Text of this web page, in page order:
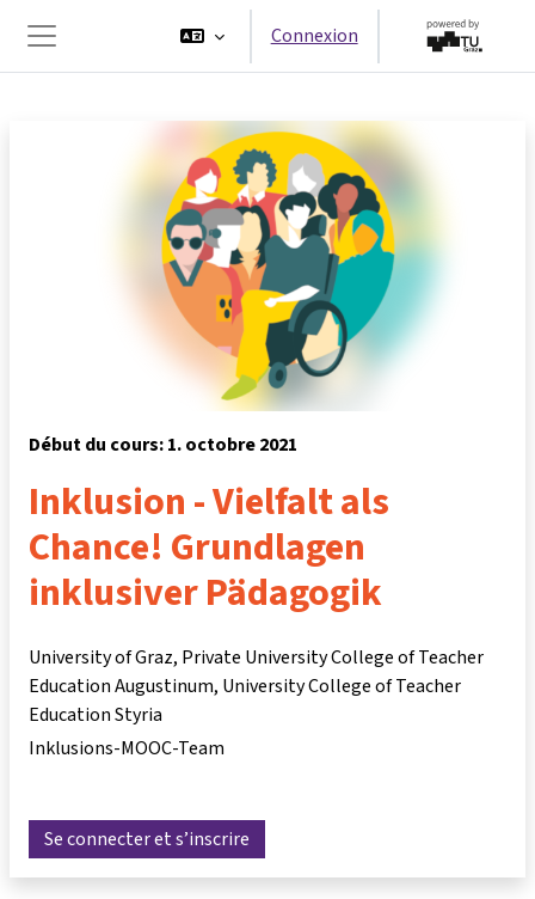
Panneau latéral
Connexion
Début du cours: 1. octobre 2021
Inklusion - Vielfalt als
Chance! Grundlagen
inklusiver Pädagogik
University of Graz, Private University College of Teacher
Education Augustinum, University College of Teacher
Education Styria
Inklusions-MOOC-Team
Se connecter et s’inscrire